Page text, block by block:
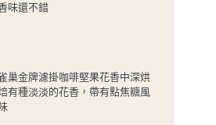
味還不錯
巢金牌濾掛咖啡堅果花香中深烘
有種淡淡的花香，帶有點焦糖風